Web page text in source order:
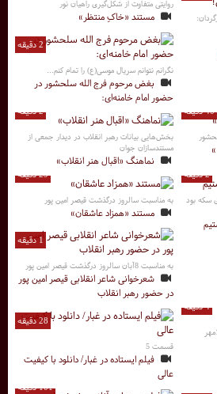
روایتی متفاوت از شکل‌گیری راهیان نور
مستند «خاکِ منتظر»
2 دقیقه
نگرانم نتوانم سریال موسی(ع) را تمام کنم...
بغض مرحوم فرج الله سلحشور در
حضور امام خامنه‌ای:
40 دقیقه 2 دقیقه
بخش‌هایی بیانات رهبر انقلاب در دیدار جمعی از
مستندسازان جوان
نماهنگ «اقبال هنر انقلاب»
2 دقیقه
سکه بود
29 دقیقه
به مناسبت سالروز درگذشت قیصر امین پور
مستند «همزاد عاشقان»
1 دقیقه
به مناسبت 8آبان سالروز درگذشت قیصر امین پور
شعرخوانی شاعر انقلابی قیصر امین پور
در حضور رهبر انقلاب
4 دقیقه
28 دقیقه
قسمت 5
فیلم ایستاده در غبار/ دانلود با کیفیت
عالی
101 دقیقه